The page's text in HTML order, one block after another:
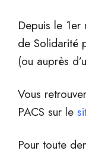
Depuis le 1er
de Solidarité
(ou auprès
Vous
PACS sur le
Pour toute